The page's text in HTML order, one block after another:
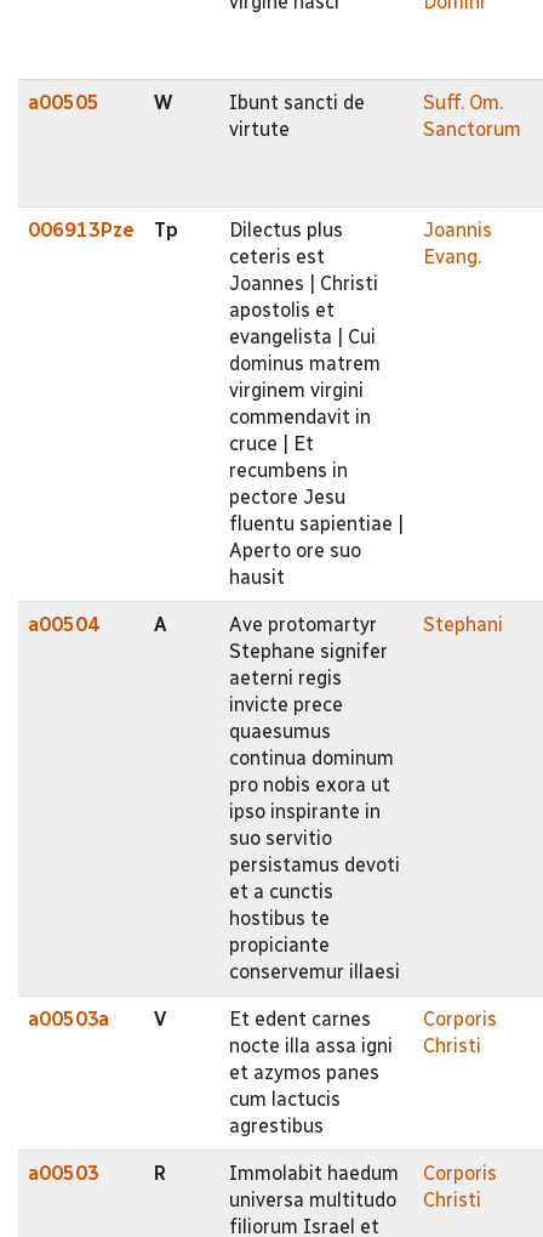
a00505 W
Ibunt sancti de
virtute
Suff. Om.
Sanctorum
006913Pze Tp
Dilectus plus
ceteris est
Joannes | Christi
apostolis et
evangelista | Cui
dominus matrem
virginem virgini
commendavit in
cruce | Et
recumbens in
pectore Jesu
fluentu sapientiae |
Aperto ore suo
hausit
Joannis
Evang.
a00504 A
Ave protomartyr
Stephane signifer
aeterni regis
invicte prece
quaesumus
continua dominum
pro nobis exora ut
ipso inspirante in
suo servitio
persistamus devoti
et a cunctis
hostibus te
propiciante
conservemur illaesi
Stephani
a00503a V
Et edent carnes
nocte illa assa igni
et azymos panes
cum lactucis
agrestibus
Corporis
Christi
a00503 R
Immolabit haedum
universa multitudo
filiorum Israel et
Corporis
Christi